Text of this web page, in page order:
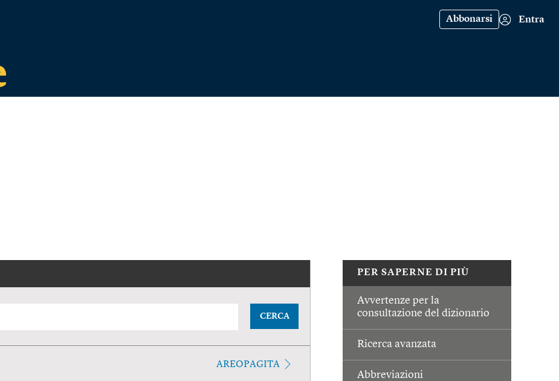
Abbonarsi Entra
PER SAPERNE DI PIÙ
Avvertenze per la
consultazione del dizionario
Ricerca avanzata
Abbreviazioni
CERCA
AREOPAGITA